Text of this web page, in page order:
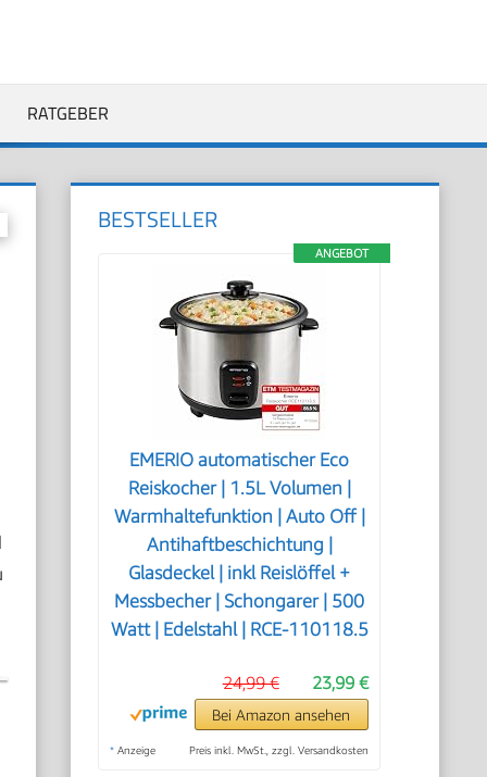
RATGEBER
BESTSELLER
ANGEBOT
EMERIO automatischer Eco
Reiskocher | 1.5L Volumen |
Warmhaltefunktion | Auto Off |
Antihaftbeschichtung |
Glasdeckel | inkl Reislöffel +
Messbecher | Schongarer | 500
Watt | Edelstahl | RCE-110118.5
23,99 €
24,99 €
Bei Amazon ansehen
* Anzeige Preis inkl. MwSt., zzgl. Versandkosten